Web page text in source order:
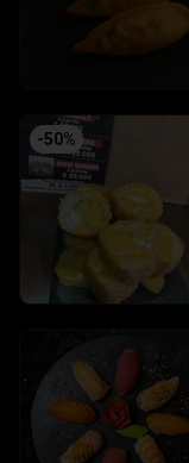
-50%